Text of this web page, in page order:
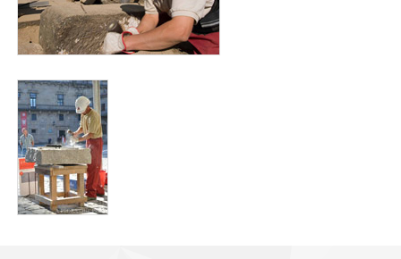
foro_canteiros_obradoiro_2012_para_web.jpg